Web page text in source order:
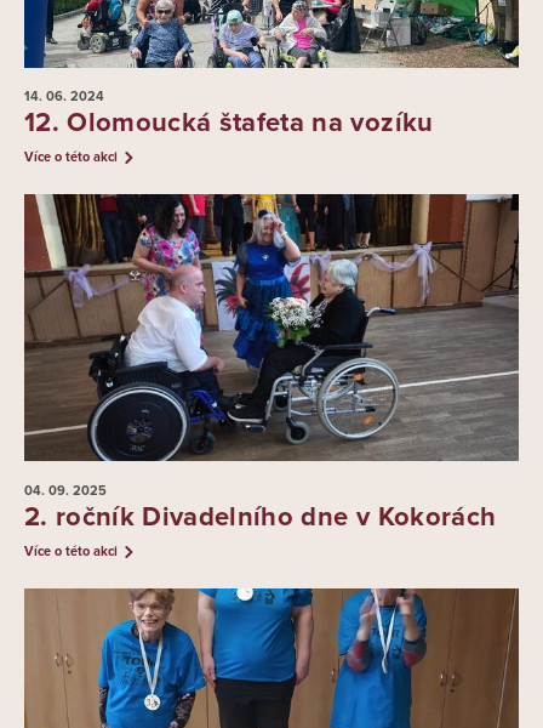
14. 06. 2024
12. Olomoucká štafeta na vozíku
Více o této akci
04. 09. 2025
2. ročník Divadelního dne v Kokorách
Více o této akci